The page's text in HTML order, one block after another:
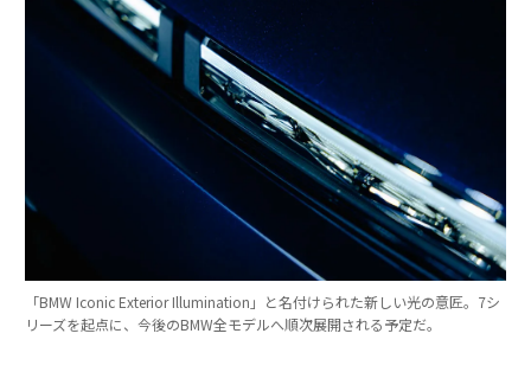
「BMW Iconic Exterior Illumination」と名付けられた新しい光の意匠。7シ
リーズを起点に、今後のBMW全モデルへ順次展開される予定だ。